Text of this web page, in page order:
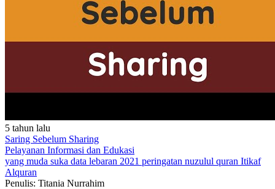
5 tahun lalu
Saring Sebelum Sharing
Pelayanan Informasi dan Edukasi
yang muda suka data lebaran 2021 peringatan nuzulul quran Itikaf
Alquran
Penulis: Titania Nurrahim